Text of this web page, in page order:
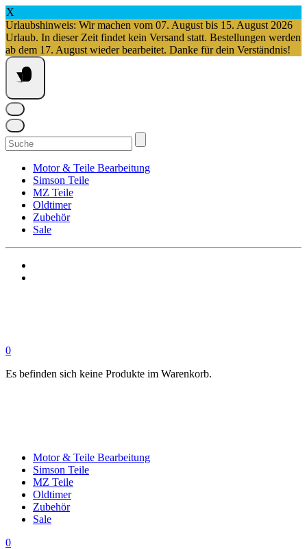
X
Urlaubshinweis: Wir machen vom 07. August bis 15. August 2026
Urlaub. In dieser Zeit findet kein Versand statt. Bestellungen werden
ab dem 17. August wieder bearbeitet. Danke für dein Verständnis!
Springe
zum
Inhalt
Suchen
nach:
Motor & Teile Bearbeitung
Simson Teile
MZ Teile
Oldtimer
Zubehör
Sale
0
Es befinden sich keine Produkte im Warenkorb.
Motor & Teile Bearbeitung
Simson Teile
MZ Teile
Oldtimer
Zubehör
Sale
0